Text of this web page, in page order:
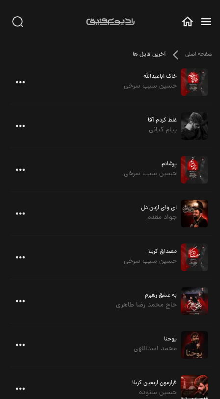
صفحه اصلی آخرین فایل ها
خاک اباعبدالله
حسین سیب سرخی
غلط کردم آقا
پیام کیانی
پرشانم
حسین سیب سرخی
ای وای ازین دل
جواد مقدم
مصداق کربلا
حسین سیب سرخی
به عشق رهبرم
حاج محمد رضا طاهری
یوحنا
محمد اسداللهی
قرارمون اربعین کربلا
حسین ستوده